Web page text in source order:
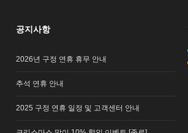
공지사항
2026년 구정 연휴 휴무 안내
추석 연휴 안내
2025 구정 연휴 일정 및 고객센터 안내